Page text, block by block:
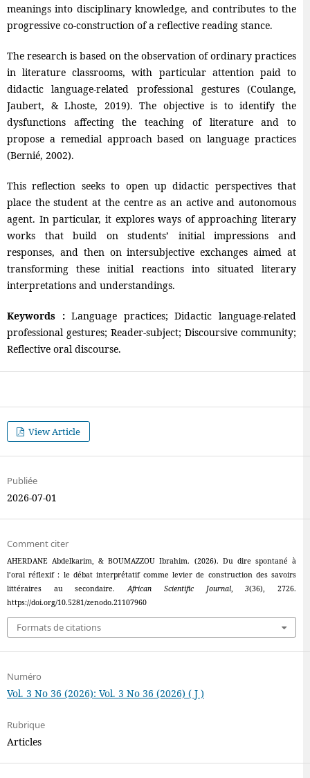
meanings into disciplinary knowledge, and contributes to the
progressive co-construction of a reflective reading stance.
The research is based on the observation of ordinary practices
in literature classrooms, with particular attention paid to
didactic language-related professional gestures (Coulange,
Jaubert, & Lhoste, 2019). The objective is to identify the
dysfunctions affecting the teaching of literature and to
propose a remedial approach based on language practices
(Bernié, 2002).
This reflection seeks to open up didactic perspectives that
place the student at the centre as an active and autonomous
agent. In particular, it explores ways of approaching literary
works that build on students’ initial impressions and
responses, and then on intersubjective exchanges aimed at
transforming these initial reactions into situated literary
interpretations and understandings.
Keywords :Language practices; Didactic language-related
professional gestures; Reader-subject; Discoursive community;
Reflective oral discourse.
View Article
Publiée
2026-07-01
Comment citer
AHERDANE Abdelkarim, & BOUMAZZOU Ibrahim. (2026). Du dire spontané à
l’oral réflexif : le débat interprétatif comme levier de construction des savoirs
littéraires au secondaire.African Scientific Journal,3(36), 2726.
https://doi.org/10.5281/zenodo.21107960
Formats de citations
Numéro
Vol. 3 No 36 (2026): Vol. 3 No 36 (2026) ( J )
Rubrique
Articles